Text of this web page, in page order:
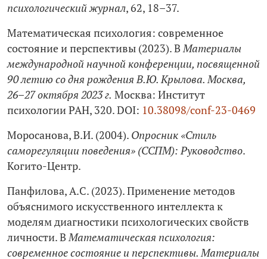
психологический журнал, 62, 18–37.
Математическая психология: современное
состояние и перспективы (2023). ВМатериалы
международной научной конференции, посвященной
90 летию со дня рождения В.Ю. Крылова. Москва,
26–27 октября 2023 г. Москва: Институт
психологии РАН, 320. DOI: 10.38098/conf‑23-0469
Моросанова, В.И. (2004). Опросник «Стиль
саморегуляции поведения» (ССПМ): Руководство.
Когито-Центр.
Панфилова, А.С. (2023). Применение методов
объяснимого искусственного интеллекта к
моделям диагностики психологических свойств
личности. ВМатематическая психология:
современное состояние и перспективы. Материалы